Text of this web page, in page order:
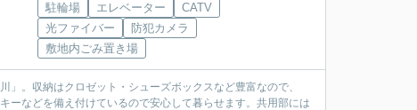
駐輪場 エレベーター
CATV
光ファイバー
防犯カメラ
敷地内ごみ置き場
。収納はクロゼット・シューズボックスなど豊富なので、
ーなどを備え付けているので安心して暮らせます。共用部には